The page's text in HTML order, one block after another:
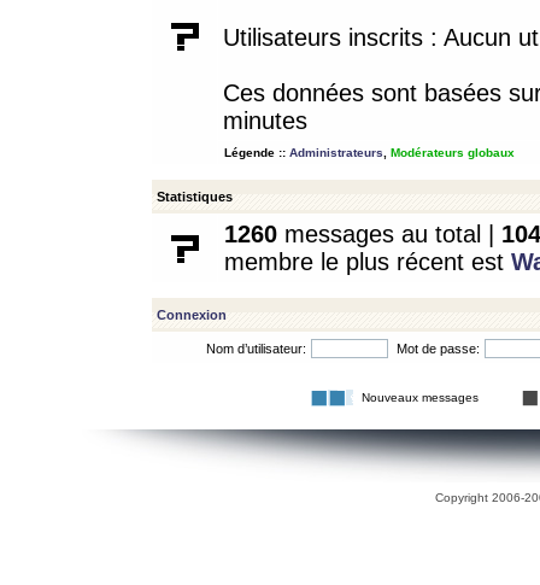
Utilisateurs inscrits : Aucun
Ces données sont basées
minutes
Légende :: Administrateurs Modérateurs globaux
Statistiques
1260 messages au total | 104
membre le plus récent est
Connexion
Nom d’utilisateur: Mot de passe:
Nouveaux messages
Copyright 2006-